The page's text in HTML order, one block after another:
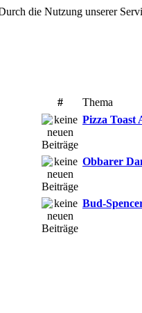
die Nutzung unserer
#
Thema
Pizza Toast
Obbarer
Bud-